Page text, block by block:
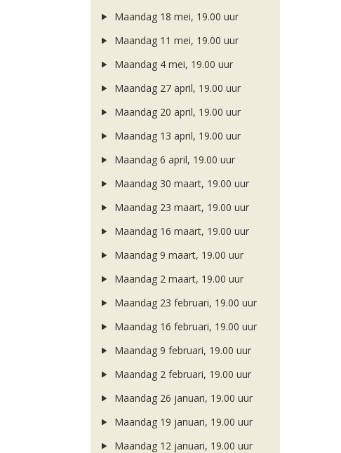
Maandag 18 mei, 19.00 uur
Maandag 11 mei, 19.00 uur
Maandag 4 mei, 19.00 uur
Maandag 27 april, 19.00 uur
Maandag 20 april, 19.00 uur
Maandag 13 april, 19.00 uur
Maandag 6 april, 19.00 uur
Maandag 30 maart, 19.00 uur
Maandag 23 maart, 19.00 uur
Maandag 16 maart, 19.00 uur
Maandag 9 maart, 19.00 uur
Maandag 2 maart, 19.00 uur
Maandag 23 februari, 19.00 uur
Maandag 16 februari, 19.00 uur
Maandag 9 februari, 19.00 uur
Maandag 2 februari, 19.00 uur
Maandag 26 januari, 19.00 uur
Maandag 19 januari, 19.00 uur
Maandag 12 januari, 19.00 uur